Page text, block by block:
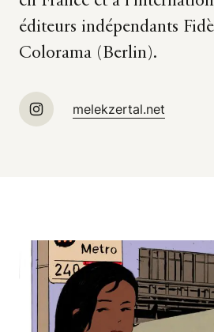
éditeurs indépendants
Colorama (Berlin).
melekzertal.net